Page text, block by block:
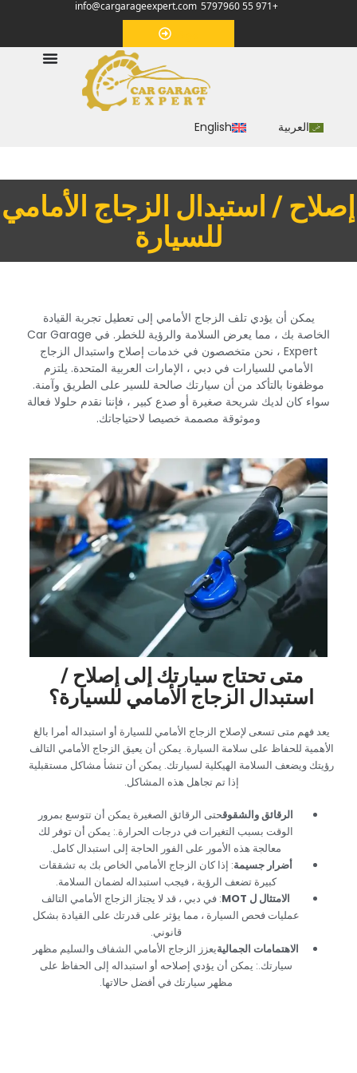
+971 55 5797960
info@cargarageexpert.com
‏موعد‏
العربية English
‏إصلاح / استبدال الزجاج الأمامي
للسيارة‏
‏يمكن أن يؤدي تلف الزجاج الأمامي إلى تعطيل تجربة القيادة
الخاصة بك ، مما يعرض السلامة والرؤية للخطر. في Car Garage
Expert ، نحن متخصصون في خدمات إصلاح واستبدال الزجاج
الأمامي للسيارات في دبي ، الإمارات العربية المتحدة. يلتزم
موظفونا بالتأكد من أن سيارتك صالحة للسير على الطريق وآمنة.
سواء كان لديك شريحة صغيرة أو صدع كبير ، فإننا نقدم حلولا فعالة
وموثوقة مصممة خصيصا لاحتياجاتك.‏
‏متى تحتاج سيارتك إلى إصلاح /
استبدال الزجاج الأمامي للسيارة؟‏
‏يعد فهم متى تسعى لإصلاح الزجاج الأمامي للسيارة أو استبداله أمرا بالغ
الأهمية للحفاظ على سلامة السيارة. يمكن أن يعيق الزجاج الأمامي التالف
رؤيتك ويضعف السلامة الهيكلية لسيارتك. يمكن أن تنشأ مشاكل مستقبلية
إذا تم تجاهل هذه المشاكل.‏
‏الرقائق والشقوق‏‏حتى الرقائق الصغيرة يمكن أن تتوسع بمرور
الوقت بسبب التغيرات في درجات الحرارة.: يمكن أن توفر لك
معالجة هذه الأمور على الفور الحاجة إلى استبدال كامل.‏
‏أضرار جسيمة‏‏: إذا كان الزجاج الأمامي الخاص بك به تشققات
كبيرة تضعف الرؤية ، فيجب استبداله لضمان السلامة.‏
‏الامتثال ل MOT‏
‏: في دبي ، قد لا يجتاز الزجاج الأمامي التالف
عمليات فحص السيارة ، مما يؤثر على قدرتك على القيادة بشكل
قانوني.‏
‏الاهتمامات الجمالية‏‏يعزز الزجاج الأمامي الشفاف والسليم مظهر
سيارتك.: يمكن أن يؤدي إصلاحه أو استبداله إلى الحفاظ على
مظهر سيارتك في أفضل حالاتها.‏